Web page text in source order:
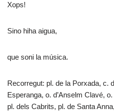
Xops!
Sino hiha aigua,
que soni la música.
Recorregut: pl. de la Porxada, c.
Esperanga, o. d’Anselm Clavé,
pl. dels Cabrits, pl. de Santa